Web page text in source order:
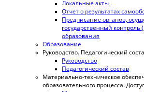
Локальные акты
Отчет о результатах
Предписание органов,
государственный контроль
образования
Образование
Руководство. Педагогический
Руководство
Педагогический состав
Материально-техническое
образовательного процесса.